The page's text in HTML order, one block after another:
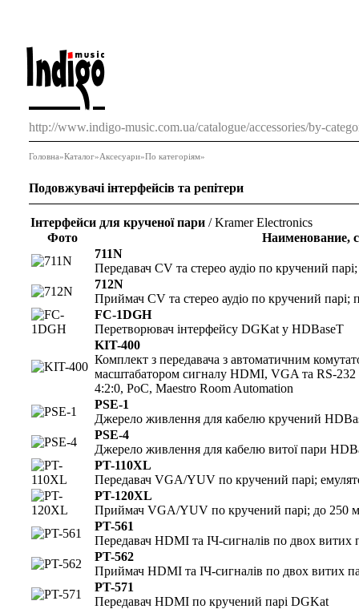
http://www.indigo-music.com.ua/catalogue/accessories/by-
Головна»Каталог»Аксесуари»По категоріям»
Подовжувачі інтерфейсів та репітери
Інтерфейси для крученої пари / Kramer Electronics
Фото
Наименование,
711N
Передавач CV та стерео аудіо по кручений
712N
Приймач CV та стерео аудіо по кручений парі;
FC-1DGH
Перетворювач інтерфейсу DGKat у HDBaseT
KIT-400
Комплект з передавача з автоматичним
масштабатором сигналу HDMI, VGA та RS-
4:2:0, PoC, Maestro Room Automation
PSE-1
Джерело живлення для кабелю кручений
PSE-4
Джерело живлення для кабелю витої пари
PT-110XL
Передавач VGA/YUV по кручений парі;
PT-120XL
Приймач VGA/YUV по кручений парі; до 250 м
PT-561
Передавач HDMI та ІЧ-сигналів по двох
PT-562
Приймач HDMI та ІЧ-сигналів по двох витих
PT-571
Передавач HDMI по кручений парі DGKat